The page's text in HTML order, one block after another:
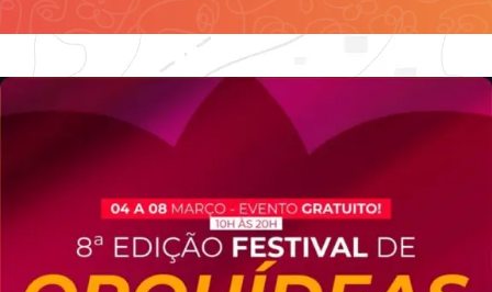
Contato